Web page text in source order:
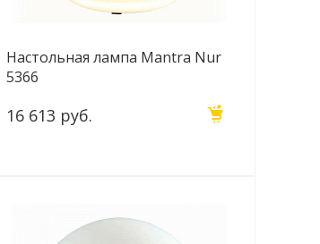
Настольная лампа Mantra Nur
5366
16 613 руб.